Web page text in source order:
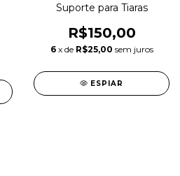
Suporte para Tiaras
R$150,00
6 x de R$25,00 sem juros
ESPIAR